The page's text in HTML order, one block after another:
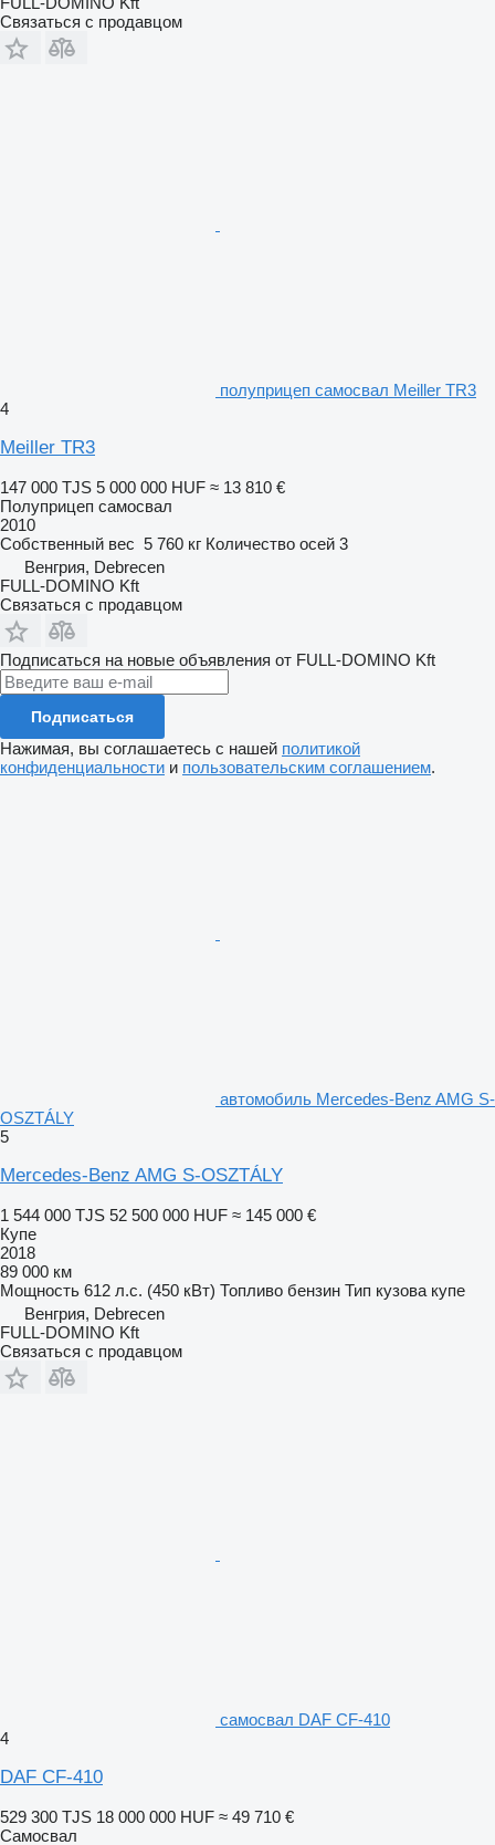
Связаться с продавцом
полуприцеп самосвал Meiller TR3
4
Meiller TR3
147 000 TJS 5 000 000 HUF ≈ 13 810 €
Полуприцеп самосвал
2010
Собственный вес 5 760 кг Количество осей 3
Венгрия, Debrecen
FULL-DOMINO Kft
Связаться с продавцом
Подписаться на новые объявления от FULL-DOMINO Kft
Подписаться
Нажимая, вы соглашаетесь с нашей политикой
конфиденциальности и пользовательским соглашением.
автомобиль Mercedes-Benz AMG S-
OSZTÁLY
5
Mercedes-Benz AMG S-OSZTÁLY
1 544 000 TJS 52 500 000 HUF ≈ 145 000 €
Купе
2018
89 000 км
Мощность 612 л.с. (450 кВт) Топливо бензин Тип кузова купе
Венгрия, Debrecen
FULL-DOMINO Kft
Связаться с продавцом
самосвал DAF CF-410
4
DAF CF-410
529 300 TJS 18 000 000 HUF ≈ 49 710 €
Самосвал